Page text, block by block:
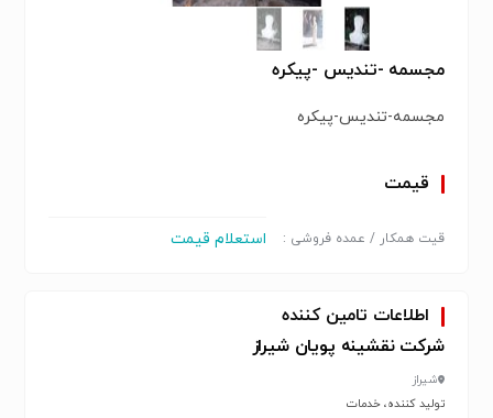
مجسمه -تندیس -پیکره
مجسمه-تندیس-پیکره
قیمت
قیت همکار / عمده فروشی : استعلام قیمت
اطلاعات تامین کننده
شرکت نقشینه پویان شیراز
شیراز
تولید کننده، خدمات